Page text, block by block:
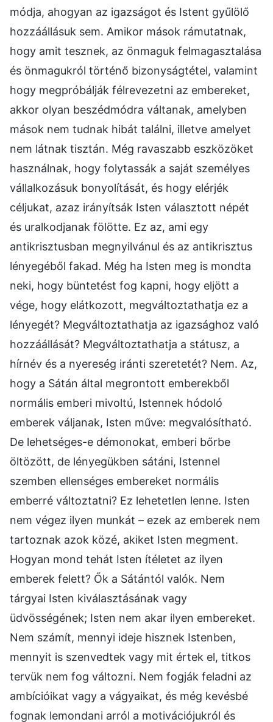
módja, ahogyan az igazságot és Istent gyűlölő
hozzáállásuk sem. Amikor mások rámutatnak,
hogy amit tesznek, az önmaguk felmagasztalása
és önmagukról történő bizonyságtétel, valamint
hogy megpróbálják félrevezetni az embereket,
akkor olyan beszédmódra váltanak, amelyben
mások nem tudnak hibát találni, illetve amelyet
nem látnak tisztán. Még ravaszabb eszközöket
használnak, hogy folytassák a saját személyes
vállalkozásuk bonyolítását, és hogy elérjék
céljukat, azaz irányítsák Isten választott népét
és uralkodjanak fölötte. Ez az, ami egy
antikrisztusban megnyilvánul és az antikrisztus
lényegéből fakad. Még ha Isten meg is mondta
neki, hogy büntetést fog kapni, hogy eljött a
vége, hogy elátkozott, megváltoztathatja ez a
lényegét? Megváltoztathatja az igazsághoz való
hozzáállását? Megváltoztathatja a státusz, a
hírnév és a nyereség iránti szeretetét? Nem. Az,
hogy a Sátán által megrontott emberekből
normális emberi mivoltú, Istennek hódoló
emberek váljanak, Isten műve: megvalósítható.
De lehetséges-e démonokat, emberi bőrbe
öltözött, de lényegükben sátáni, Istennel
szemben ellenséges embereket normális
emberré változtatni? Ez lehetetlen lenne. Isten
nem végez ilyen munkát – ezek az emberek nem
tartoznak azok közé, akiket Isten megment.
Hogyan mond tehát Isten ítéletet az ilyen
emberek felett? Ők a Sátántól valók. Nem
tárgyai Isten kiválasztásának vagy
üdvösségének; Isten nem akar ilyen embereket.
Nem számít, mennyi ideje hisznek Istenben,
mennyit is szenvedtek vagy mit értek el, titkos
tervük nem fog változni. Nem fogják feladni az
ambícióikat vagy a vágyaikat, és még kevésbé
fognak lemondani arról a motivációjukról és